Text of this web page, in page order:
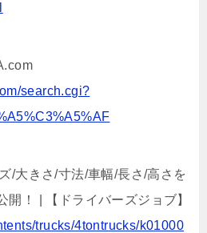
search.cgi?
/大きさ/寸法/車幅/長さ/高さを
開！ | 【ドライバーズジョブ】
trucks/4tontrucks/k01000